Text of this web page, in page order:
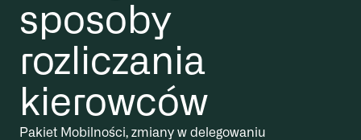
sposoby
rozliczania
kierowców
Pakiet Mobilności, zmiany w delegowaniu